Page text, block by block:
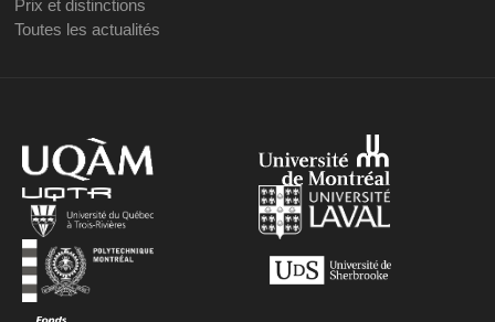
Prix et distinctions
Toutes les actualités